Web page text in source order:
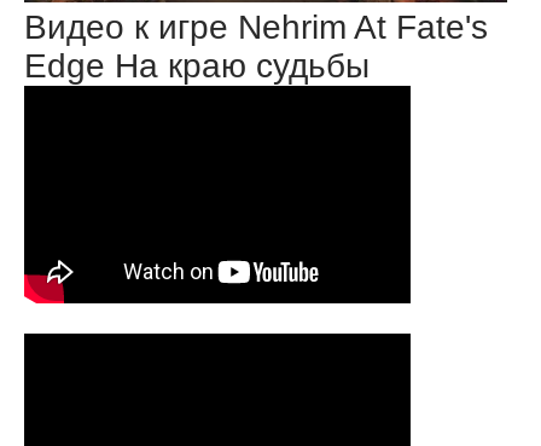
Видео к игре Nehrim At Fate's
Edge На краю судьбы